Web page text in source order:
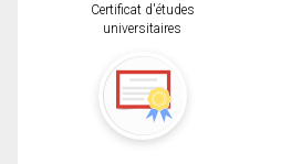
Certificat d'études
universitaires